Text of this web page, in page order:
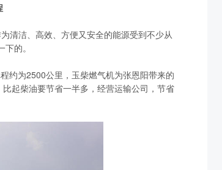
洁、高效、方便又安全的能源受到不少从
的。
为2500公里，玉柴燃气机为张恩阳带来的
起柴油要节省一半多，经营运输公司，节省